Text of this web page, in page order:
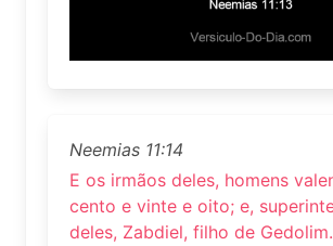
Neemias 11:14
E os irmãos deles, homens
cento e vinte e oito; e,
deles, Zabdiel, filho de Gedolim.